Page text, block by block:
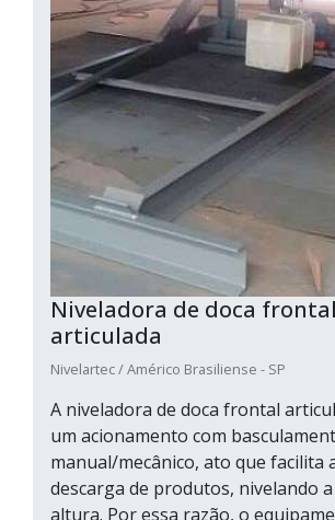
Niveladora de doca frontal
articulada
Nivelartec / Américo Brasiliense - SP
A niveladora de doca frontal
um acionamento com
manual/mecânico, ato que facilita
descarga de produtos, nivelando
altura. Por essa razão, o